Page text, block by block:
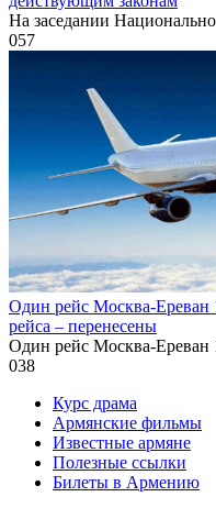
На заседании
057
Один рейс Москва-Ереван
рейса – перенесены
Один рейс Москва-Ереван
038
Курс драма
Армянские фильмы
Известные армяне
Полезные ссылки
Билеты в Армению